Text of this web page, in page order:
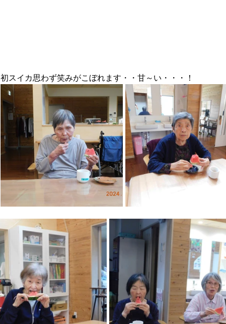
初スイカ思わず笑みがこぼれます・・甘～い・・・！